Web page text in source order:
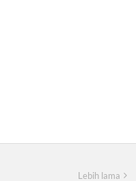
Lebih lama